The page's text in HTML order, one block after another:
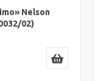
Nelson
02)